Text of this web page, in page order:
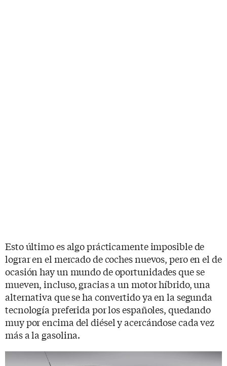
Esto último es algo prácticamente imposible de
lograr en el mercado de coches nuevos, pero en el de
ocasión hay un mundo de oportunidades que se
mueven, incluso, gracias a un motor híbrido, una
alternativa que se ha convertido ya en la segunda
tecnología preferida por los españoles, quedando
muy por encima del diésel y acercándose cada vez
más a la gasolina.